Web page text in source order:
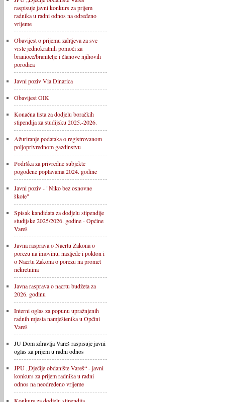
raspisuje javni konkurs za prijem
radnika u radni odnos na određeno
vrijeme
Obavijest o prijemu zahtjeva za sve
vrste jednokratnih pomoći za
branioce/branitelje i članove njihovih
porodica
Javni poziv Via Dinarica
Obavijest OIK
Konačna lista za dodjelu boračkih
stipendija za studijsku 2025.-2026.
Ažuriranje podataka o registrovanom
poljoprivrednom gazdinstvu
Podrška za privredne subjekte
pogođene poplavama 2024. godine
Javni poziv - "Niko bez osnovne
škole"
Spisak kandidata za dodjelu stipendije
studijske 2025/2026. godine - Općine
Vareš
Javna rasprava o Nacrtu Zakona o
porezu na imovinu, nasljeđe i poklon i
o Nacrtu Zakona o porezu na promet
nekretnina
Javna rasprava o nacrtu budžeta za
2026. godinu
Interni oglas za popunu upražnjenih
radnih mjesta namještenika u Općini
Vareš
JU Dom zdravlja Vareš raspisuje javni
oglas za prijem u radni odnos
JPU „Dječije obdanište Vareš“ - javni
konkurs za prijem radnika u radni
odnos na neodređeno vrijeme